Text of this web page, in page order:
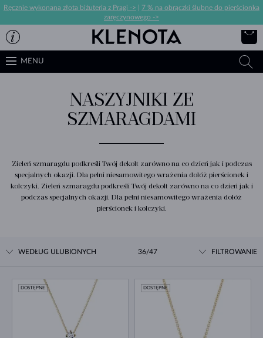
Ręcznie wykonana złota biżuteria z Pragi ->
7 % na obrączki ślubne do pierścionka
zaręczynowego ->
MENU
NASZYJNIKI ZE
SZMARAGDAMI
Zieleń szmaragdu podkreśli Twój dekolt zarówno na co dzień jak i podczas
specjalnych okazji. Dla pełni niesamowitego wrażenia dołóż pierścionek i
kolczyki. Zieleń szmaragdu podkreśli Twój dekolt zarówno na co dzień jak i
podczas specjalnych okazji. Dla pełni niesamowitego wrażenia dołóż
pierścionek i kolczyki.
WEDŁUG ULUBIONYCH 36/47 FILTROWANIE
DOSTĘPNE DOSTĘPNE